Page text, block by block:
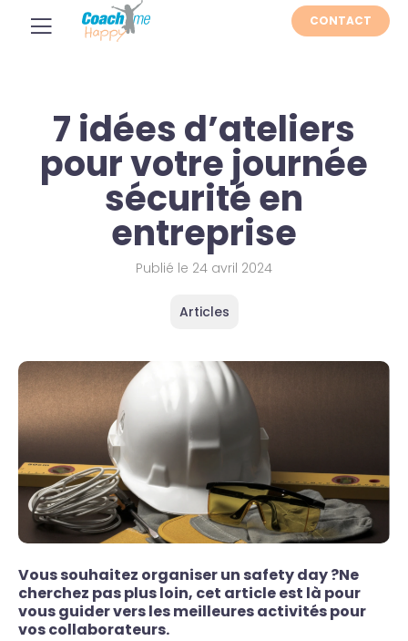
CONTACT
7 idées d’ateliers
pour votre journée
sécurité en
entreprise
Publié le 24 avril 2024
Articles
Vous souhaitez organiser un safety day ?Ne
cherchez pas plus loin, cet article est là pour
vous guider vers les meilleures activités pour
vos collaborateurs.